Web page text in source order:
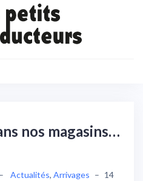
nos magasins…
– Actualités, Arrivages – 14